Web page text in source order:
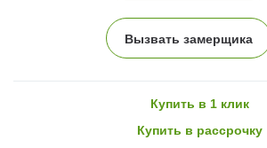
Вызвать замерщика
Купить в 1 клик
Купить в рассрочку